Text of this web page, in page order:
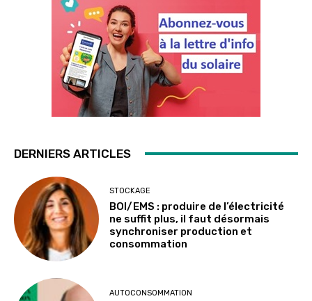
DERNIERS ARTICLES
STOCKAGE
BOI/EMS : produire de l’électricité
ne suffit plus, il faut désormais
synchroniser production et
consommation
AUTOCONSOMMATION